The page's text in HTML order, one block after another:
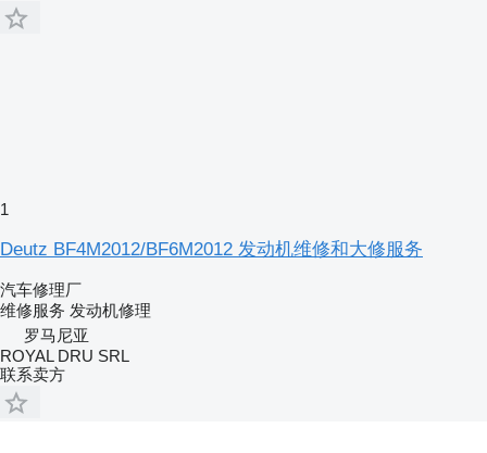
1
Deutz BF4M2012/BF6M2012 发动机维修和大修服务
汽车修理厂
维修服务 发动机修理
罗马尼亚
ROYAL DRU SRL
联系卖方